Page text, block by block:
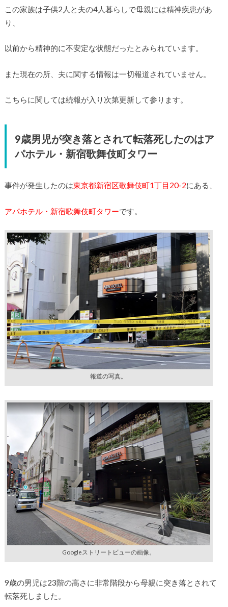
この家族は子供2人と夫の4人暮らしで母親には精神疾患があ
り、
以前から精神的に不安定な状態だったとみられています。
また現在の所、夫に関する情報は一切報道されていません。
こちらに関しては続報が入り次第更新して参ります。
9歳男児が突き落とされて転落死したのはア
パホテル・新宿歌舞伎町タワー
事件が発生したのは東京都新宿区歌舞伎町1丁目20-2にある、
アパホテル・新宿歌舞伎町タワーです。
報道の写真。
Googleストリートビューの画像。
9歳の男児は23階の高さに非常階段から母親に突き落とされて
転落死しました。